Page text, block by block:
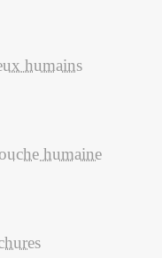
humains
humaine